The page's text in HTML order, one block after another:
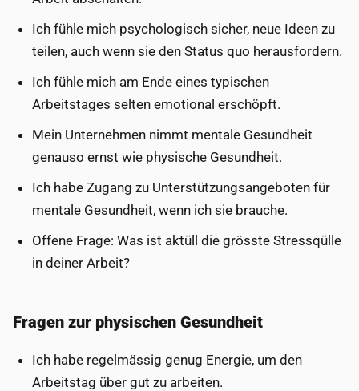
Ich fühle mich psychologisch sicher, neue Ideen zu
teilen, auch wenn sie den Status quo herausfordern.
Ich fühle mich am Ende eines typischen
Arbeitstages selten emotional erschöpft.
Mein Unternehmen nimmt mentale Gesundheit
genauso ernst wie physische Gesundheit.
Ich habe Zugang zu Unterstützungsangeboten für
mentale Gesundheit, wenn ich sie brauche.
Offene Frage: Was ist aktüll die grösste Stressqülle
in deiner Arbeit?
Fragen zur physischen Gesundheit
Ich habe regelmässig genug Energie, um den
Arbeitstag über gut zu arbeiten.